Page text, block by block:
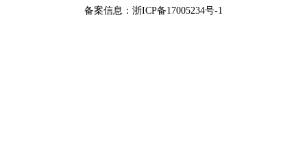
备案信息：浙ICP备17005234号-1